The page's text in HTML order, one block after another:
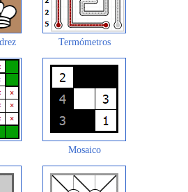
Termómetros
Mosaico